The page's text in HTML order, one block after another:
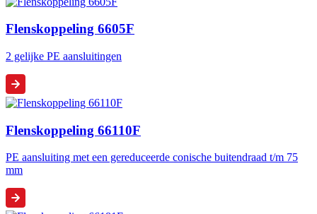
Flenskoppeling 6605F
2 gelijke PE aansluitingen
Flenskoppeling 66110F
PE aansluiting met een gereduceerde conische buitendraad t/m 75
mm